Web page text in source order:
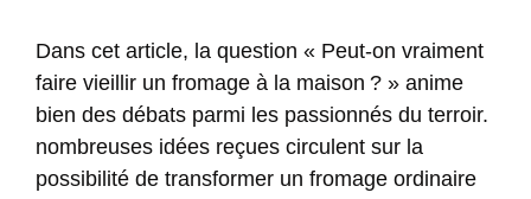
Dans cet article, la question « Peut-on vraiment
faire vieillir un fromage à la maison ? » anime
bien des débats parmi les passionnés du terroir.
nombreuses idées reçues circulent sur la
possibilité de transformer un fromage ordinaire